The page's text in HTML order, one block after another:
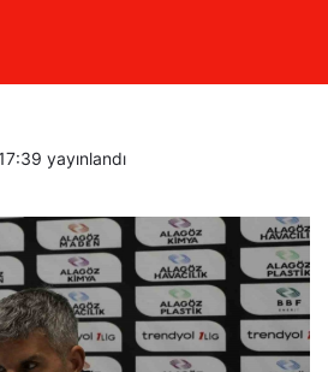
maçının
yayınlandı